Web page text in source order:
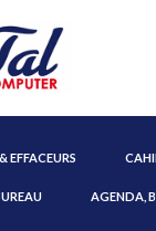
EFFACEURS
AGENDA,